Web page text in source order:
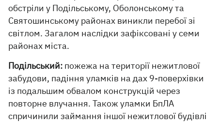
обстріли у Подільському, Оболонському та
Святошинському районах виникли перебої зі
світлом. Загалом наслідки зафіксовані у семи
районах міста.
Подільський: пожежа на території нежитлової
забудови, падіння уламків на дах 9-поверхівки
із подальшим обвалом конструкцій через
повторне влучання. Також уламки БпЛА
спричинили займання іншої нежитлової будівлі